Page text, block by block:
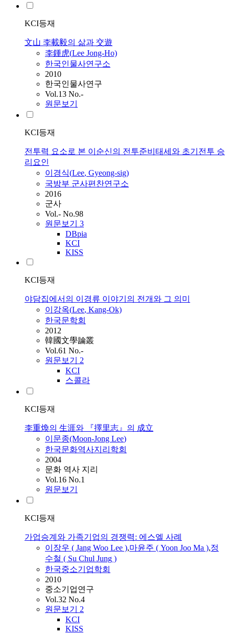
KCI등재
文山 李載毅의 삶과 交遊
李鍾虎(Lee Jong-Ho)
한국인물사연구소
2010
한국인물사연구
Vol.13 No.-
원문보기
KCI등재
전투력 요소로 본 이순신의 전투준비태세와 초기전투 승
리요인
이경식(Lee, Gyeong-sig)
국방부 군사편찬연구소
2016
군사
Vol.- No.98
원문보기 3
DBpia
KCI
KISS
KCI등재
야담집에서의 이경류 이야기의 전개와 그 의미
이강옥(Lee, Kang-Ok)
한국문학회
2012
韓國文學論叢
Vol.61 No.-
원문보기 2
KCI
스콜라
KCI등재
李重煥의 生涯와 『擇里志』의 成立
이문종(Moon-Jong Lee)
한국문화역사지리학회
2004
문화 역사 지리
Vol.16 No.1
원문보기
KCI등재
가업승계와 가족기업의 경쟁력: 에스엘 사례
이장우 ( Jang Woo Lee ),마윤주 ( Yoon Joo Ma ),정
수철 ( Su Chul Jung )
한국중소기업학회
2010
중소기업연구
Vol.32 No.4
원문보기 2
KCI
KISS